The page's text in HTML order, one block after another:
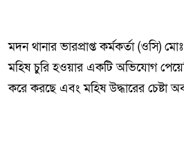
মদন থানার ভারপ্রাপ্ত কর্মকর্তা (ওসি)
মহিষ চুরি হওয়ার একটি অভিযোগ
করে করছে এবং মহিষ উদ্ধারের চেষ্টা